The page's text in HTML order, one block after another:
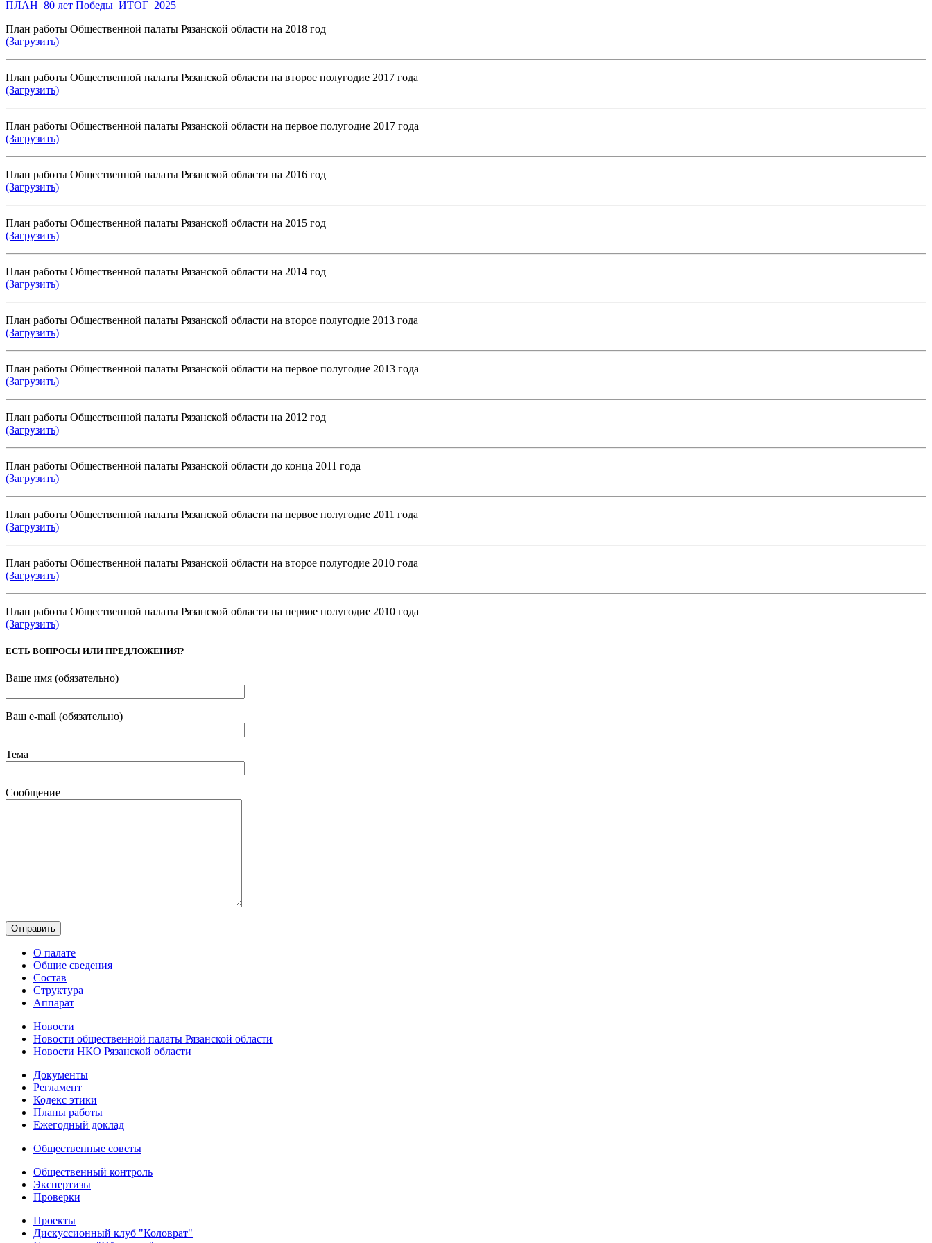
ПЛАН_80 лет Победы_ИТОГ_2025
План работы Общественной палаты Рязанской области на 2018 год
(Загрузить)
План работы Общественной палаты Рязанской области на второе полугодие 2017 года
(Загрузить)
План работы Общественной палаты Рязанской области на первое полугодие 2017 года
(Загрузить)
План работы Общественной палаты Рязанской области на 2016 год
(Загрузить)
План работы Общественной палаты Рязанской области на 2015 год
(Загрузить)
План работы Общественной палаты Рязанской области на 2014 год
(Загрузить)
План работы Общественной палаты Рязанской области на второе полугодие 2013 года
(Загрузить)
План работы Общественной палаты Рязанской области на первое полугодие 2013 года
(Загрузить)
План работы Общественной палаты Рязанской области на 2012 год
(Загрузить)
План работы Общественной палаты Рязанской области до конца 2011 года
(Загрузить)
План работы Общественной палаты Рязанской области на первое полугодие 2011 года
(Загрузить)
План работы Общественной палаты Рязанской области на второе полугодие 2010 года
(Загрузить)
План работы Общественной палаты Рязанской области на первое полугодие 2010 года
(Загрузить)
ЕСТЬ ВОПРОСЫ ИЛИ ПРЕДЛОЖЕНИЯ?
Ваше имя (обязательно)
Ваш e-mail (обязательно)
Тема
Сообщение
О палате
Общие сведения
Состав
Структура
Аппарат
Новости
Новости общественной палаты Рязанской области
Новости НКО Рязанской области
Документы
Регламент
Кодекс этики
Планы работы
Ежегодный доклад
Общественные советы
Общественный контроль
Экспертизы
Проверки
Проекты
Дискуссионный клуб "Коловрат"